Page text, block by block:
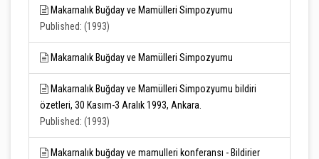
Makarnalık Buğday ve Mamülleri Simpozyumu
Published: (1993)
Makarnalık Buğday ve Mamülleri Simpozyumu
Makarnalık Buğday ve Mamülleri Simpozyumu bildiri
özetleri, 30 Kasım-3 Aralık 1993, Ankara.
Published: (1993)
Makarnalık buğday ve mamulleri konferansı - Bildirier